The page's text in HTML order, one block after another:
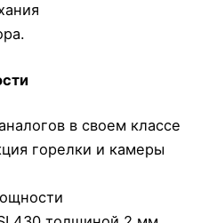
в своем классе
горелки и камеры